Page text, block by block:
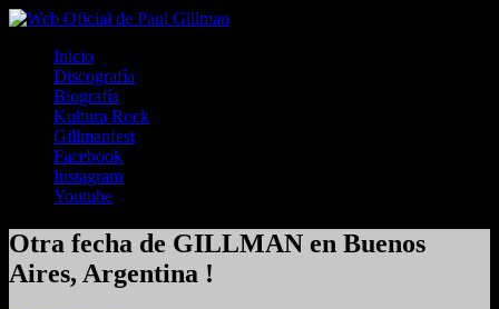
Inicio
Discografía
Biografía
Kultura Rock
Gillmanfest
Facebook
Instagram
Youtube
Otra fecha de GILLMAN en Buenos
Aires, Argentina !